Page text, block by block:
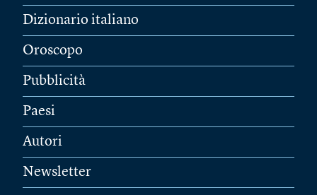
Dizionario italiano
Oroscopo
Pubblicità
Paesi
Autori
Newsletter